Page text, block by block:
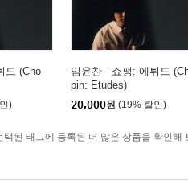
드 (Cho
)
임윤찬 - 쇼팽: 에튀드
pin: Etudes)
20,000원 (19% 할인)
택된 태그에 등록된 더 많은 상품을 확인해